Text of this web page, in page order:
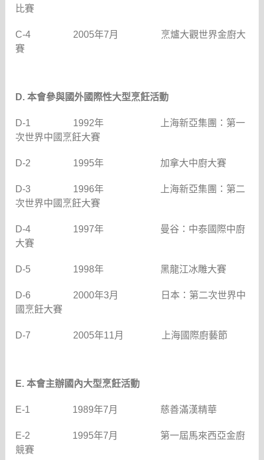
比賽
C-4 2005年7月
烹爐大觀世界金廚大
賽
D.本會參與國外國際性大型烹飪活動
D-1 1992年
上海新亞集團：第一
次世界中國烹飪大賽
D-2 1995年 加拿大中廚大賽
D-3 1996年
上海新亞集團：第二
次世界中國烹飪大賽
D-4 1997年
曼谷：中泰國際中廚
大賽
D-5 1998年 黑龍江冰雕大賽
D-6 2000年3月
日本：第二次世界中
國烹飪大賽
D-7 2005年11月 上海國際廚藝節
E.本會主辦國內大型烹飪活動
E-1 1989年7月 慈善滿漢精華
E-2 1995年7月
第一屆馬來西亞金廚
競賽